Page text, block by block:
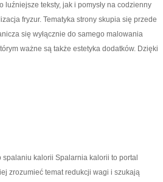
teksty, jak i pomysły na codzienny
fryzur. Tematyka strony skupia się przede
się wyłącznie do samego malowania
ważne są także estetyka dodatków. Dzięki
kalorii Spalarnia kalorii to portal
zrozumieć temat redukcji wagi i szukają